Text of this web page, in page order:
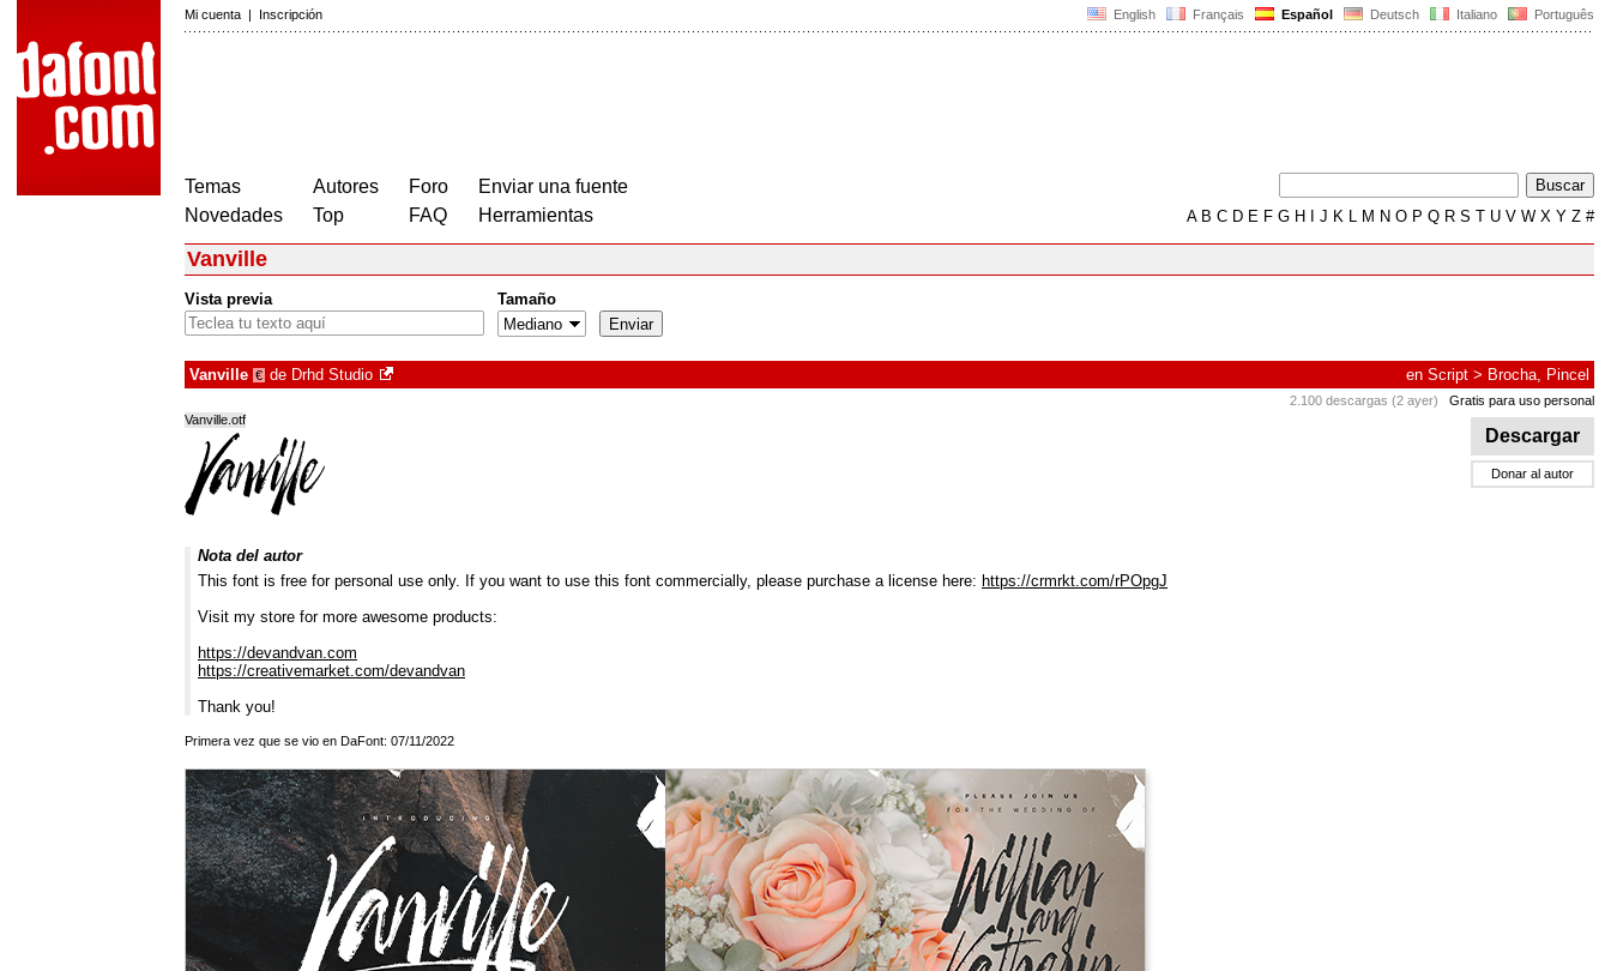
English Français Español Deutsch Italiano Português
Mi cuenta | Inscripción
Temas
Novedades
Autores
Top
Foro
FAQ
Enviar una fuente
Herramientas
AB C D E F G H J K L M N O P Q R S T U V W X Y Z #
Vanville
Vista previa Tamaño
Vanville € de Drhd Studio en Script > Brocha, Pincel
2.100 descargas (2 ayer) Gratis para uso personal
Descargar
Donar al autor
Vanville.otf
Nota del autor
This font is free for personal use only. If you want to use this font commercially, please purchase a license here: https://crmrkt.com/rPOpgJ
Visit my store for more awesome products:
https://devandvan.com
https://creativemarket.com/devandvan
Thank you!
Primera vez que se vio en DaFont: 07/11/2022